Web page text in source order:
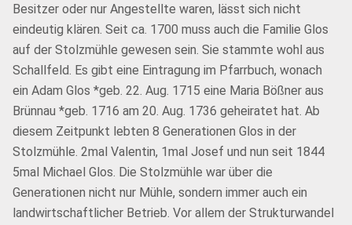
Besitzer oder nur Angestellte waren, lässt sich nicht
eindeutig klären. Seit ca. 1700 muss auch die Familie Glos
auf der Stolzmühle gewesen sein. Sie stammte wohl aus
Schallfeld. Es gibt eine Eintragung im Pfarrbuch, wonach
ein Adam Glos *geb. 22. Aug. 1715 eine Maria Bößner aus
Brünnau *geb. 1716 am 20. Aug. 1736 geheiratet hat. Ab
diesem Zeitpunkt lebten 8 Generationen Glos in der
Stolzmühle. 2mal Valentin, 1mal Josef und nun seit 1844
5mal Michael Glos. Die Stolzmühle war über die
Generationen nicht nur Mühle, sondern immer auch ein
landwirtschaftlicher Betrieb. Vor allem der Strukturwandel